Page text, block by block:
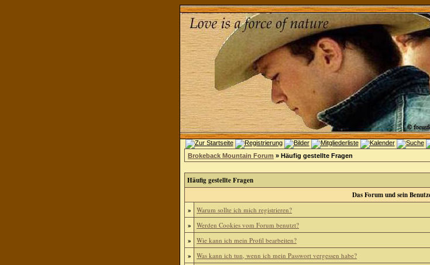
Brokeback Mountain Forum » Häufig gestellte Fragen
Häufig gestellte Fragen
Das Forum und sein
»
Warum sollte ich mich registrieren?
» Werden Cookies vom Forum benutzt?
» Wie kann ich mein Profil bearbeiten?
» Was kann ich tun, wenn ich mein Passwort vergessen habe?